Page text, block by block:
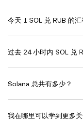
今天 1 SOL 兑 RUB 的汇
过去 24 小时内 SOL 兑
Solana 总共有多少？
我在哪里可以学到更多